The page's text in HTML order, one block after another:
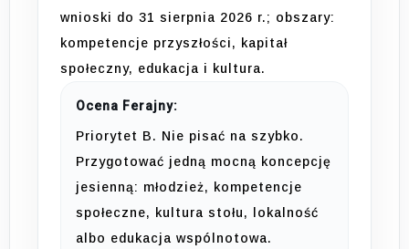
wnioski do 31 sierpnia 2026 r.; obszary:
kompetencje przyszłości, kapitał
społeczny, edukacja i kultura.
Ocena Ferajny:
Priorytet B. Nie pisać na szybko.
Przygotować jedną mocną koncepcję
jesienną: młodzież, kompetencje
społeczne, kultura stołu, lokalność
albo edukacja wspólnotowa.